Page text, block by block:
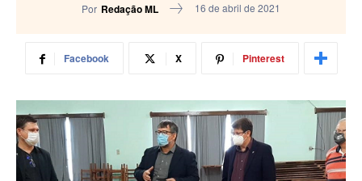
Por Redação ML 16 de abril de 2021
Facebook X Pinterest